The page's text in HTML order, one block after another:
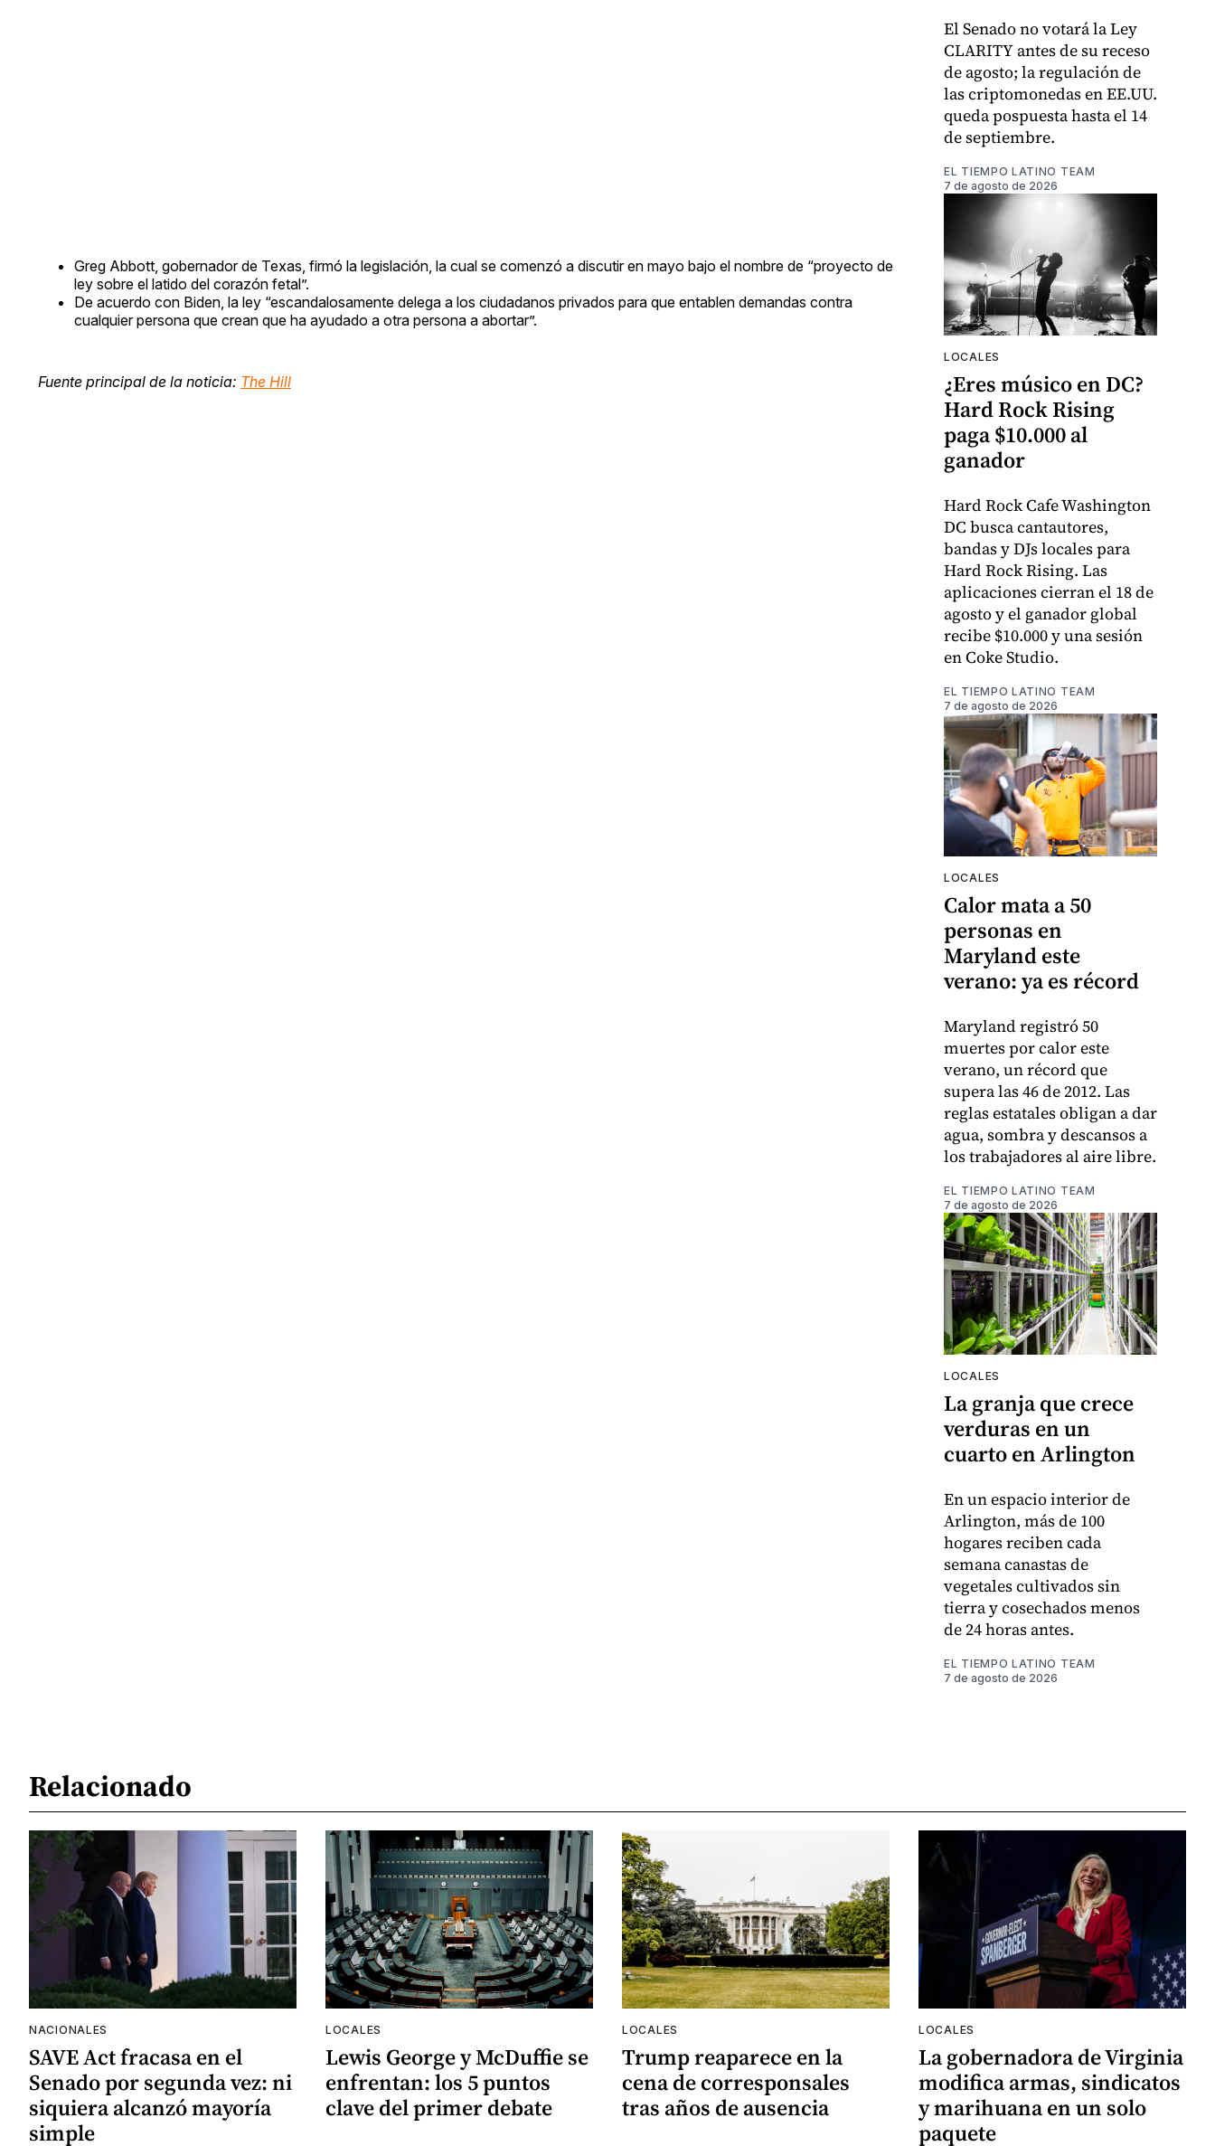
Greg Abbott, gobernador de Texas, firmó la legislación, la cual se comenzó a discutir en mayo bajo el nombre de “proyecto de
ley sobre el latido del corazón fetal”.
De acuerdo con Biden, la ley “escandalosamente delega a los ciudadanos privados para que entablen demandas contra
cualquier persona que crean que ha ayudado a otra persona a abortar”.
Fuente principal de la noticia: The Hill
El Senado no votará la Ley
CLARITY antes de su receso
de agosto; la regulación de
las criptomonedas en EE.UU.
queda pospuesta hasta el 14
de septiembre.
EL TIEMPO LATINO TEAM
7 de agosto de 2026
LOCALES
¿Eres músico en DC?
Hard Rock Rising
paga $10.000 al
ganador
Hard Rock Cafe Washington
DC busca cantautores,
bandas y DJs locales para
Hard Rock Rising. Las
aplicaciones cierran el 18 de
agosto y el ganador global
recibe $10.000 y una sesión
en Coke Studio.
EL TIEMPO LATINO TEAM
7 de agosto de 2026
LOCALES
Calor mata a 50
personas en
Maryland este
verano: ya es récord
Maryland registró 50
muertes por calor este
verano, un récord que
supera las 46 de 2012. Las
reglas estatales obligan a dar
agua, sombra y descansos a
los trabajadores al aire libre.
EL TIEMPO LATINO TEAM
7 de agosto de 2026
LOCALES
La granja que crece
verduras en un
cuarto en Arlington
En un espacio interior de
Arlington, más de 100
hogares reciben cada
semana canastas de
vegetales cultivados sin
tierra y cosechados menos
de 24 horas antes.
EL TIEMPO LATINO TEAM
7 de agosto de 2026
Relacionado
NACIONALES
SAVE Act fracasa en el
Senado por segunda vez: ni
siquiera alcanzó mayoría
simple
LOCALES
Lewis George y McDuffie se
enfrentan: los 5 puntos
clave del primer debate
LOCALES
Trump reaparece en la
cena de corresponsales
tras años de ausencia
LOCALES
La gobernadora de Virginia
modifica armas, sindicatos
y marihuana en un solo
paquete